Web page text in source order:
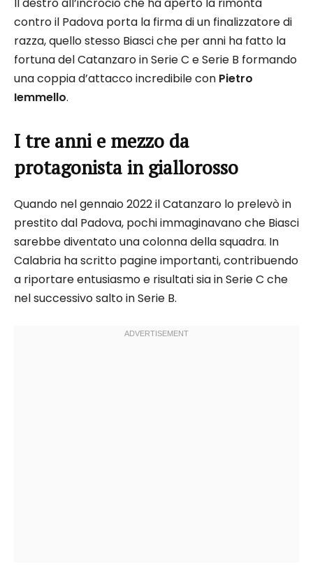
Il destro all’incrocio che ha aperto la rimonta
contro il Padova porta la firma di un finalizzatore di
razza, quello stesso Biasci che per anni ha fatto la
fortuna del Catanzaro in Serie C e Serie B formando
una coppia d’attacco incredibile con Pietro
Iemmello.
I tre anni e mezzo da
protagonista in giallorosso
Quando nel gennaio 2022 il Catanzaro lo prelevò in
prestito dal Padova, pochi immaginavano che Biasci
sarebbe diventato una colonna della squadra. In
Calabria ha scritto pagine importanti, contribuendo
a riportare entusiasmo e risultati sia in Serie C che
nel successivo salto in Serie B.